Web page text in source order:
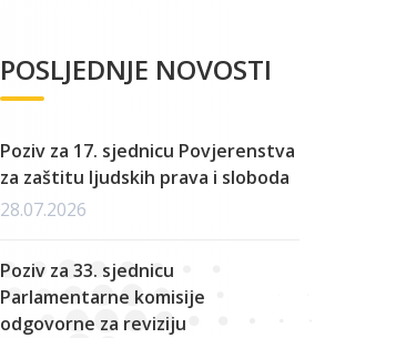
POSLJEDNJE NOVOSTI
Poziv za 17. sjednicu Povjerenstva
za zaštitu ljudskih prava i sloboda
28.07.2026
Poziv za 33. sjednicu
Parlamentarne komisije
odgovorne za reviziju